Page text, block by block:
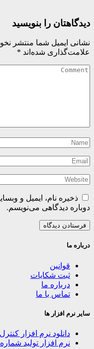
دیدگاهتان را بنویسید
نشانی ایمیل شما منتشر
علامت‌گذاری شده‌اند *
ذخیره نام، ایمیل و
دوباره دیدگاهی می‌نویسم.
درباره ما
قوانین
ثبت شکایات
درباره ما
تماس با ما
سایر نرم افزار ها
دانلود نرم افزار
نرم افزار تولید